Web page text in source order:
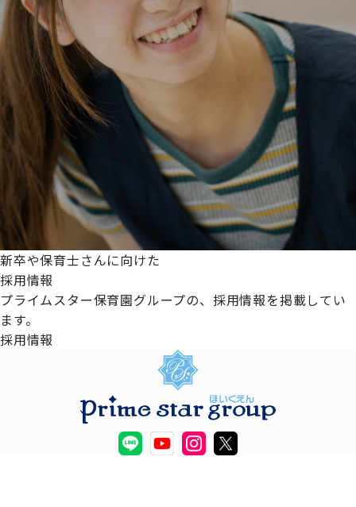
新卒や保育士さんに向けた
採用情報
プライムスター保育園グループの、採用情報を掲載してい
ます。
採用情報